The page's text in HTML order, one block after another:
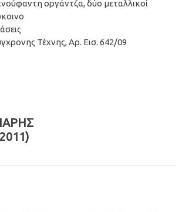
οργάντζα, δύο μεταλλικοί
Τέχνης, Αρ. Εισ. 642/09